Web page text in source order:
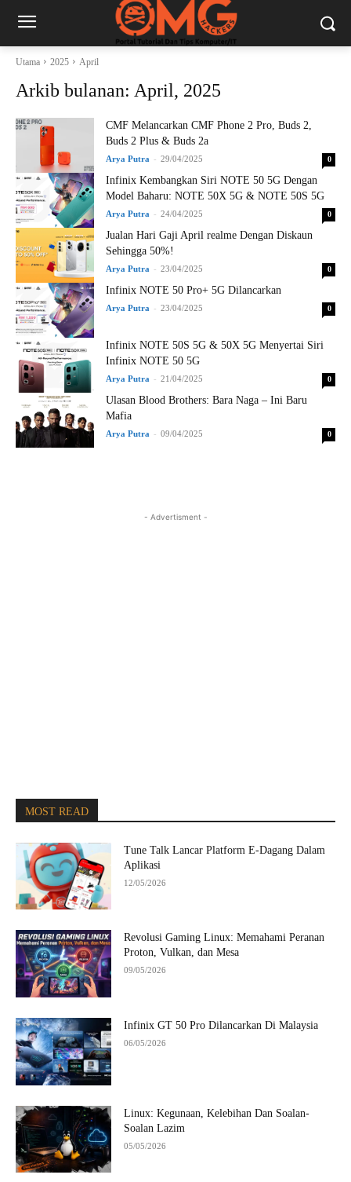
Utama 2025 April
Arkib bulanan: April, 2025
CMF Melancarkan CMF Phone 2 Pro, Buds 2,
Buds 2 Plus & Buds 2a
Arya Putra - 29/04/2025 0
Infinix Kembangkan Siri NOTE 50 5G Dengan
Model Baharu: NOTE 50X 5G & NOTE 50S 5G
Arya Putra - 24/04/2025 0
Jualan Hari Gaji April realme Dengan Diskaun
Sehingga 50%!
Arya Putra - 23/04/2025 0
Infinix NOTE 50 Pro+ 5G Dilancarkan
Arya Putra - 23/04/2025 0
Infinix NOTE 50S 5G & 50X 5G Menyertai Siri
Infinix NOTE 50 5G
Arya Putra - 21/04/2025 0
Ulasan Blood Brothers: Bara Naga – Ini Baru
Mafia
Arya Putra - 09/04/2025 0
- Advertisment -
MOST READ
Tune Talk Lancar Platform E-Dagang Dalam
Aplikasi
12/05/2026
Revolusi Gaming Linux: Memahami Peranan
Proton, Vulkan, dan Mesa
09/05/2026
Infinix GT 50 Pro Dilancarkan Di Malaysia
06/05/2026
Linux: Kegunaan, Kelebihan Dan Soalan-
Soalan Lazim
05/05/2026